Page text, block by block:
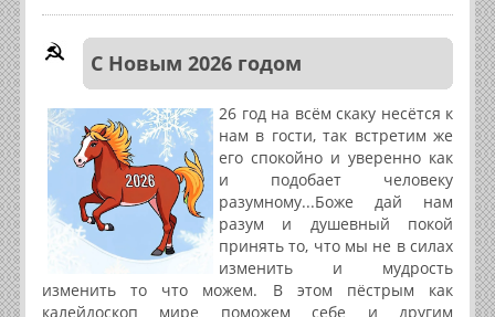
С Новым 2026 годом
26 год на всём скаку несётся к
нам в гости, так встретим же
его спокойно и уверенно как
и подобает человеку
разумному...Боже дай нам
разум и душевный покой
принять то, что мы не в силах
изменить и мудрость
изменить то что можем. В этом пёстрым как
калейдоскоп мире поможем себе и другим